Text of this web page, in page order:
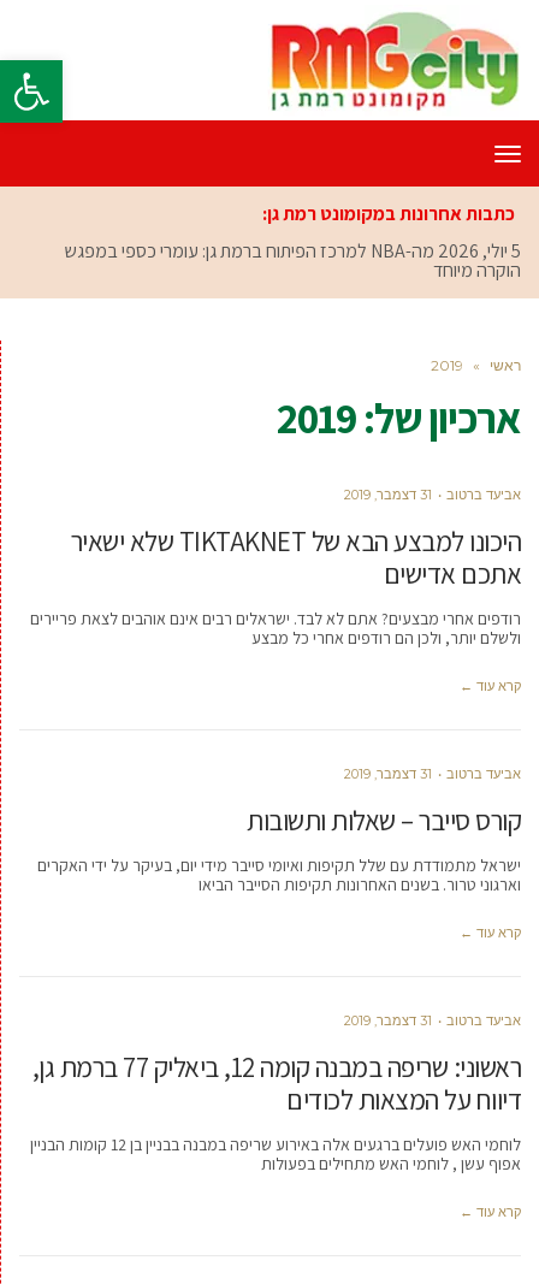
פתח
תפריט
כתבות אחרונות במקומונט רמת גן:
5 יולי, 2026
מה-NBA למרכז הפיתוח ברמת גן: עומרי כספי במפגש
הוקרה מיוחד
ראשי »
2019
ארכיון של:2019
אביעד ברטוב 31 דצמבר, 2019
היכונו למבצע הבא של TIKTAKNET שלא ישאיר
אתכם אדישים
רודפים אחרי מבצעים? אתם לא לבד. ישראלים רבים אינם אוהבים לצאת פריירים
ולשלם יותר, ולכן הם רודפים אחרי כל מבצע
קרא עוד ←
אביעד ברטוב 31 דצמבר, 2019
קורס סייבר – שאלות ותשובות
ישראל מתמודדת עם שלל תקיפות ואיומי סייבר מידי יום, בעיקר על ידי האקרים
וארגוני טרור. בשנים האחרונות תקיפות הסייבר הביאו
קרא עוד ←
אביעד ברטוב 31 דצמבר, 2019
ראשוני: שריפה במבנה קומה 12, ביאליק 77 ברמת גן,
דיווח על המצאות לכודים
לוחמי האש פועלים ברגעים אלה באירוע שריפה במבנה בבניין בן 12 קומות הבניין
אפוף עשן , לוחמי האש מתחילים בפעולות
קרא עוד ←